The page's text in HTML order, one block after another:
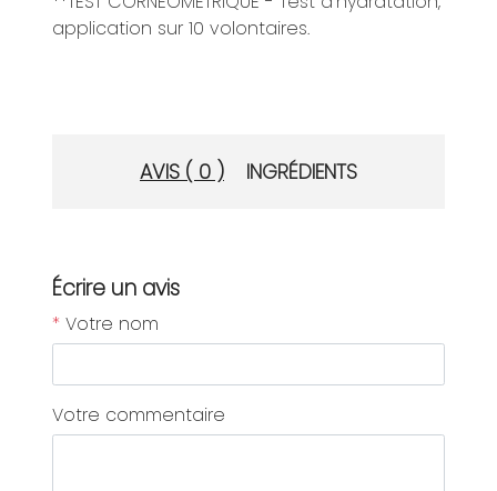
application sur 10 volontaires.
AVIS ( 0 ) INGRÉDIENTS
Écrire un avis
* Votre nom
Votre commentaire